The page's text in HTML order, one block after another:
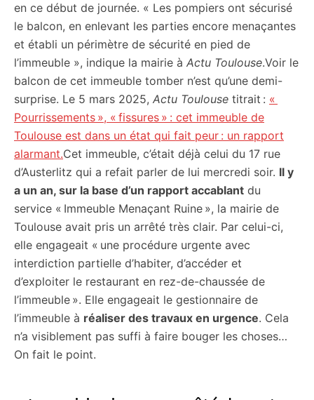
en ce début de journée. « Les pompiers ont sécurisé
le balcon, en enlevant les parties encore menaçantes
et établi un périmètre de sécurité en pied de
l’immeuble », indique la mairie à Actu Toulouse.Voir le
balcon de cet immeuble tomber n’est qu’une demi-
surprise. Le 5 mars 2025, Actu Toulouse titrait : «
Pourrissements », « fissures » : cet immeuble de
Toulouse est dans un état qui fait peur : un rapport
alarmant.Cet immeuble, c’était déjà celui du 17 rue
d’Austerlitz qui a refait parler de lui mercredi soir. Il y
a un an, sur la base d’un rapport accablant du
service « Immeuble Menaçant Ruine », la mairie de
Toulouse avait pris un arrêté très clair. Par celui-ci,
elle engageait « une procédure urgente avec
interdiction partielle d’habiter, d’accéder et
d’exploiter le restaurant en rez-de-chaussée de
l’immeuble ». Elle engageait le gestionnaire de
l’immeuble à réaliser des travaux en urgence. Cela
n’a visiblement pas suffi à faire bouger les choses…
On fait le point.